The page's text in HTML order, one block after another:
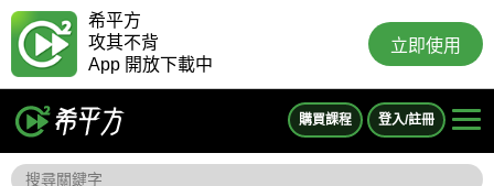
希平方
攻其不背
App 開放下載中
立即使用
購買課程 登入/註冊